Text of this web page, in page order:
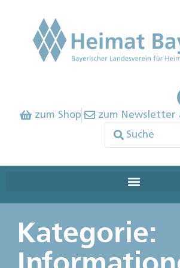
zum Shop zum Newsletter
Kategorie: